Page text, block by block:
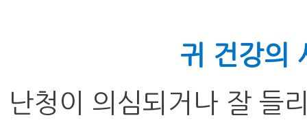
귀 건강의
난청이 의심되거나 잘 들